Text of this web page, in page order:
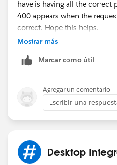
have is having all the correct
400 appears when the
correct. Hope this helps.
Mostrar más
Marcar como útil
Agregar un comentario
Escribir una
Desktop